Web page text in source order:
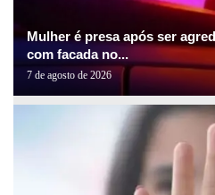
Mulher é presa após ser
com facada no...
7 de agosto de 2026